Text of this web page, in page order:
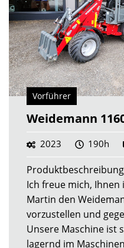
Vorführer
Weidemann
2023 190h
Ich freue mich,
Martin den
vorzustellen und
Unsere Maschine ist
lagernd im